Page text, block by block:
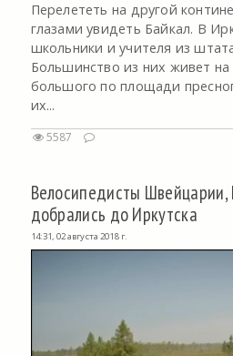
Перелететь на другой
глазами увидеть Байкал. В
школьники и учителя из
Большинство из них живет на
большого по площади
их...
5587
Велосипедисты Швейцарии,
добрались до Иркутска
14:31, 02 августа 2018 г.